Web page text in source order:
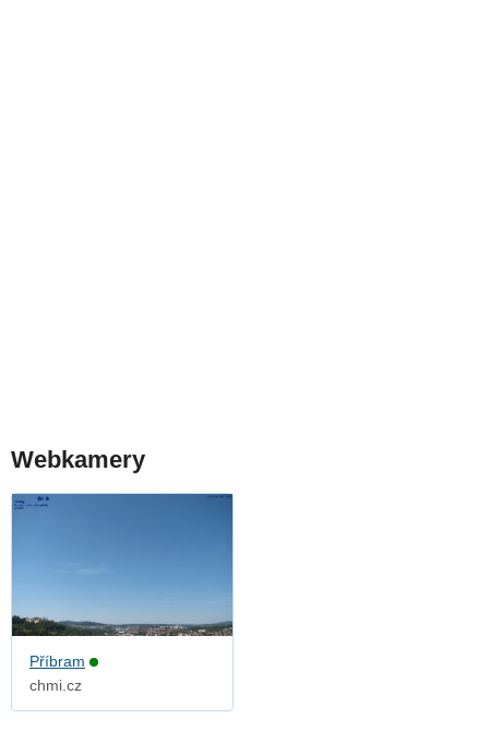
Webkamery
Příbram
chmi.cz